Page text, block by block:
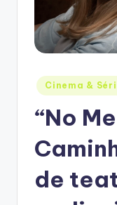
Posted
in
Cinema &
“No
de